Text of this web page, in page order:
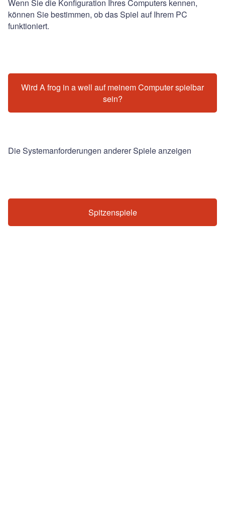
Wenn Sie die Konfiguration Ihres Computers kennen,
können Sie bestimmen, ob das Spiel auf Ihrem PC
funktioniert.
Wird A frog in a well auf meinem Computer spielbar
sein?
Die Systemanforderungen anderer Spiele anzeigen
Spitzenspiele